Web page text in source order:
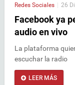
Redes Sociales 26
Facebook ya
audio en vivo
La plataforma
escuchar la radio
LEER MÁS